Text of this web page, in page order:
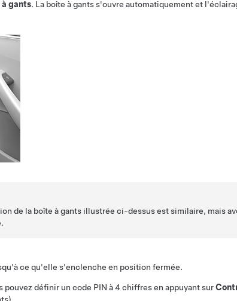
à gants. La boîte à gants s'ouvre automatiquement et
de la boîte à gants illustrée ci-dessus est similaire, mais
ce qu'elle s'enclenche en position fermée.
pouvez définir un code PIN à 4 chiffres en appuyant sur